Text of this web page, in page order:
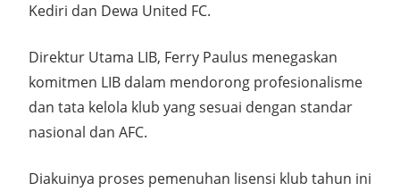
Kediri dan Dewa United FC.
Direktur Utama LIB, Ferry Paulus menegaskan
komitmen LIB dalam mendorong profesionalisme
dan tata kelola klub yang sesuai dengan standar
nasional dan AFC.
Diakuinya proses pemenuhan lisensi klub tahun ini